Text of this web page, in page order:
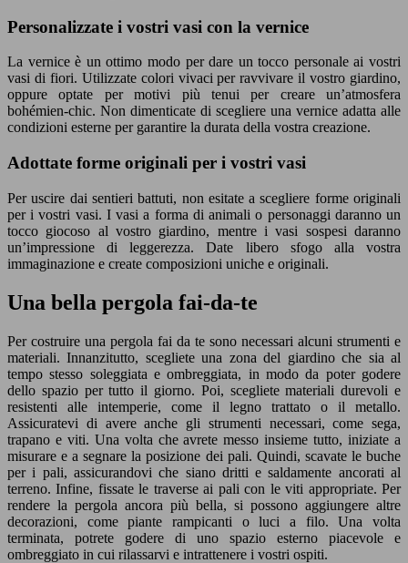
Personalizzate i vostri vasi con la vernice
La vernice è un ottimo modo per dare un tocco personale ai vostri
vasi di fiori. Utilizzate colori vivaci per ravvivare il vostro giardino,
oppure optate per motivi più tenui per creare un’atmosfera
bohémien-chic. Non dimenticate di scegliere una vernice adatta alle
condizioni esterne per garantire la durata della vostra creazione.
Adottate forme originali per i vostri vasi
Per uscire dai sentieri battuti, non esitate a scegliere forme originali
per i vostri vasi. I vasi a forma di animali o personaggi daranno un
tocco giocoso al vostro giardino, mentre i vasi sospesi daranno
un’impressione di leggerezza. Date libero sfogo alla vostra
immaginazione e create composizioni uniche e originali.
Una bella pergola fai-da-te
Per costruire una pergola fai da te sono necessari alcuni strumenti e
materiali. Innanzitutto, scegliete una zona del giardino che sia al
tempo stesso soleggiata e ombreggiata, in modo da poter godere
dello spazio per tutto il giorno. Poi, scegliete materiali durevoli e
resistenti alle intemperie, come il legno trattato o il metallo.
Assicuratevi di avere anche gli strumenti necessari, come sega,
trapano e viti. Una volta che avrete messo insieme tutto, iniziate a
misurare e a segnare la posizione dei pali. Quindi, scavate le buche
per i pali, assicurandovi che siano dritti e saldamente ancorati al
terreno. Infine, fissate le traverse ai pali con le viti appropriate. Per
rendere la pergola ancora più bella, si possono aggiungere altre
decorazioni, come piante rampicanti o luci a filo. Una volta
terminata, potrete godere di uno spazio esterno piacevole e
ombreggiato in cui rilassarvi e intrattenere i vostri ospiti.